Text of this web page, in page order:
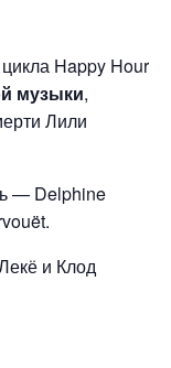
Happy Hour
музыки,
Лили
— Delphine
и Клод